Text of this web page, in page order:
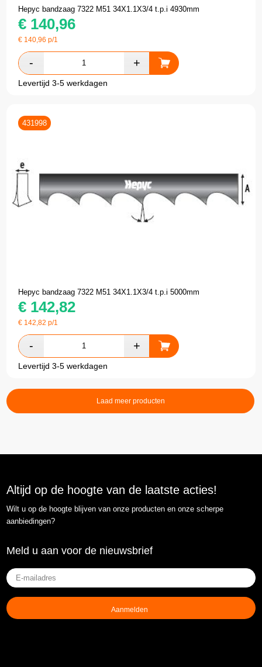
Hepyc bandzaag 7322 M51 34X1.1X3/4 t.p.i 4930mm
€ 140,96
€ 140,96 p/1
Levertijd 3-5 werkdagen
431998
Hepyc bandzaag 7322 M51 34X1.1X3/4 t.p.i 5000mm
€ 142,82
€ 142,82 p/1
Levertijd 3-5 werkdagen
Laad meer producten
Altijd op de hoogte van de laatste acties!
Wilt u op de hoogte blijven van onze producten en onze scherpe
aanbiedingen?
Meld u aan voor de nieuwsbrief
E-
mailadres
(Vereist)